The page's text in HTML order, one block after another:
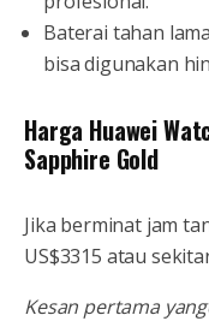
Baterai tahan
bisa digunakan
Harga Huawei
Sapphire Gold
Jika berminat jam
US$3315 atau
Kesan pertama